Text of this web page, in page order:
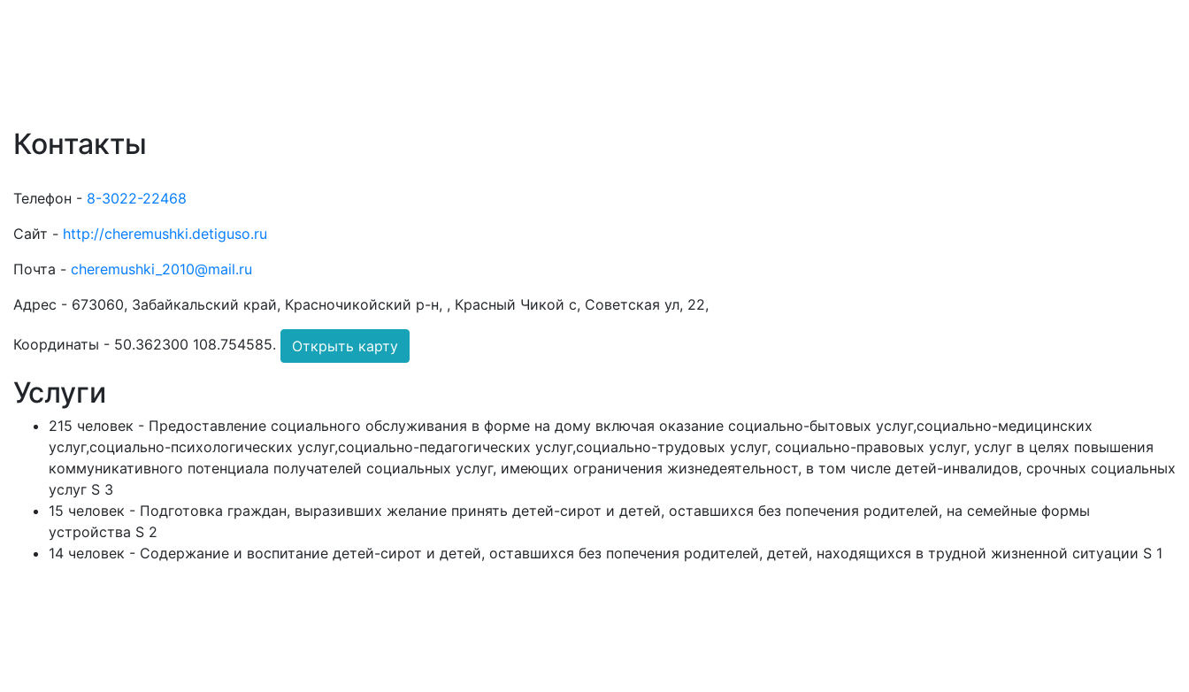
Контакты
Телефон - 8-3022-22468
Сайт - http://cheremushki.detiguso.ru
Почта - cheremushki_2010@mail.ru
Адрес - 673060, Забайкальский край, Красночикойский р-н, , Красный Чикой с, Советская ул, 22,
Координаты - 50.362300 108.754585. Открыть карту
Услуги
215 человек - Предоставление социального обслуживания в форме на дому включая оказание социально-бытовых услуг,социально-медицинских
услуг,социально-психологических услуг,социально-педагогических услуг,социально-трудовых услуг, социально-правовых услуг, услуг в целях повышения
коммуникативного потенциала получателей социальных услуг, имеющих ограничения жизнедеятельност, в том числе детей-инвалидов, срочных социальных
услуг S 3
15 человек - Подготовка граждан, выразивших желание принять детей-сирот и детей, оставшихся без попечения родителей, на семейные формы
устройства S 2
14 человек - Содержание и воспитание детей-сирот и детей, оставшихся без попечения родителей, детей, находящихся в трудной жизненной ситуации S 1